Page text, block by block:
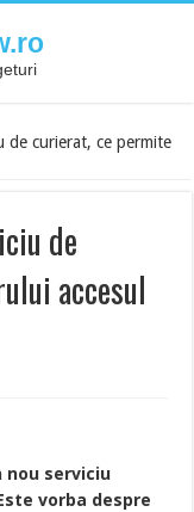
de curierat, ce permite
de
accesul
nou serviciu
vorba despre